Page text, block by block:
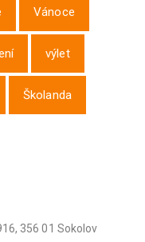
Vánoce
výlet
Školanda
356 01 Sokolov